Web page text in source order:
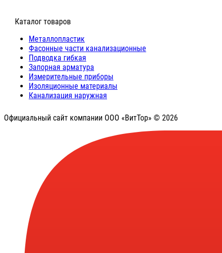
⠀Каталог товаров
Металлопластик
Фасонные части канализационные
Подводка гибкая
Запорная арматура
Измерительные приборы
Изоляционные материалы
Канализация наружная
Официальный сайт компании ООО «ВитТор» © 2026